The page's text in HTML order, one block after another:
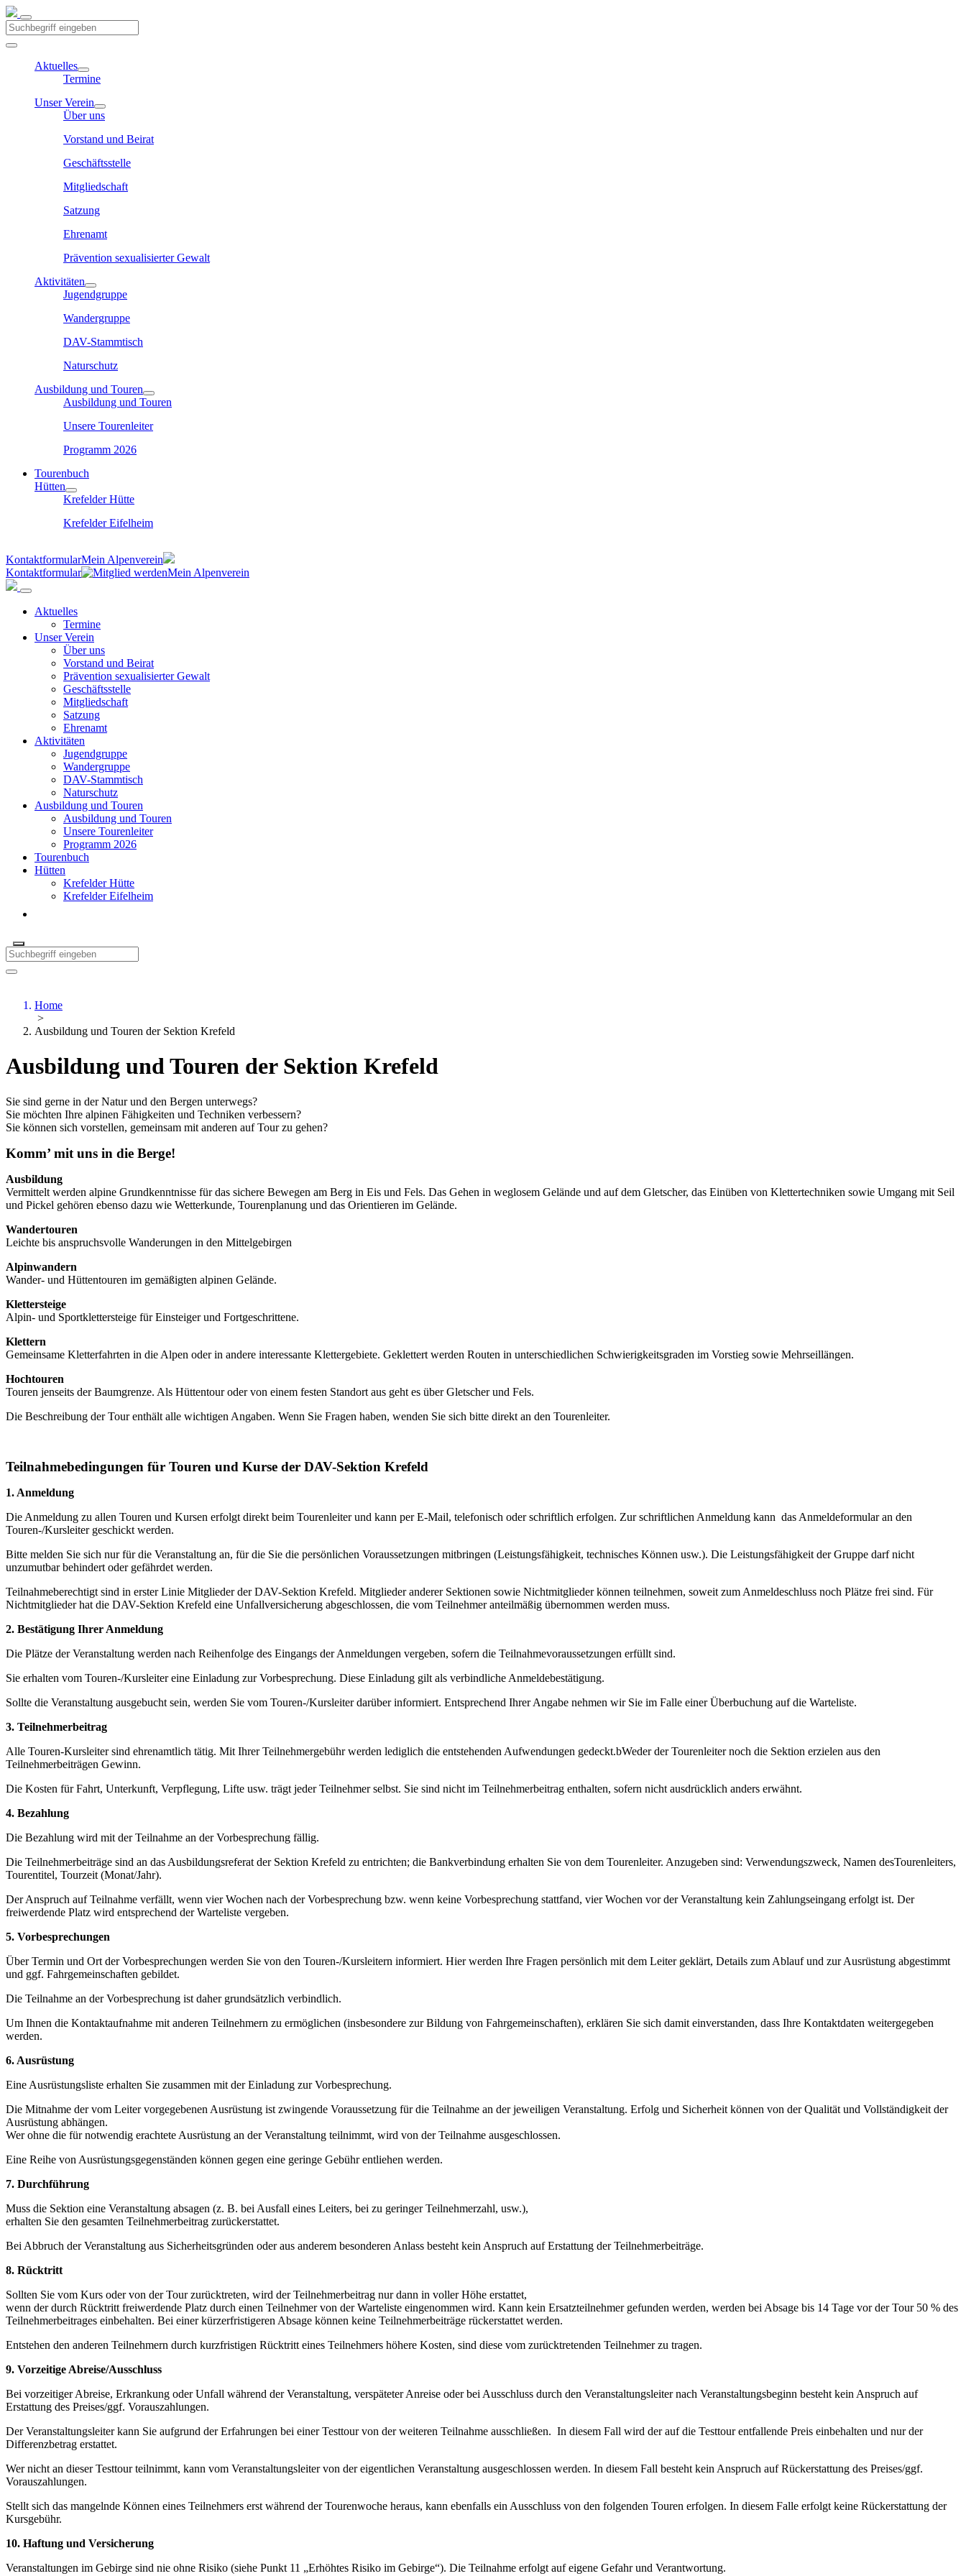
Aktuelles
Termine
Unser Verein
Über uns
Vorstand und Beirat
Geschäftsstelle
Mitgliedschaft
Satzung
Ehrenamt
Prävention sexualisierter Gewalt
Aktivitäten
Jugendgruppe
Wandergruppe
DAV-Stammtisch
Naturschutz
Ausbildung und Touren
Ausbildung und Touren
Unsere Tourenleiter
Programm 2026
Tourenbuch
Hütten
Krefelder Hütte
Krefelder Eifelheim
KontaktformularMein Alpenverein
Kontaktformular
Mein Alpenverein
Aktuelles
Termine
Unser Verein
Über uns
Vorstand und Beirat
Prävention sexualisierter Gewalt
Geschäftsstelle
Mitgliedschaft
Satzung
Ehrenamt
Aktivitäten
Jugendgruppe
Wandergruppe
DAV-Stammtisch
Naturschutz
Ausbildung und Touren
Ausbildung und Touren
Unsere Tourenleiter
Programm 2026
Tourenbuch
Hütten
Krefelder Hütte
Krefelder Eifelheim
Home
>
Ausbildung und Touren der Sektion Krefeld
Ausbildung und Touren der Sektion Krefeld
Sie sind gerne in der Natur und den Bergen unterwegs?
Sie möchten Ihre alpinen Fähigkeiten und Techniken verbessern?
Sie können sich vorstellen, gemeinsam mit anderen auf Tour zu gehen?
Komm’ mit uns in die Berge!
Ausbildung
Vermittelt werden alpine Grundkenntnisse für das sichere Bewegen am Berg in Eis und Fels. Das Gehen in weglosem Gelände und auf dem Gletscher, das Einüben von Klettertechniken sowie Umgang mit Seil
und Pickel gehören ebenso dazu wie Wetterkunde, Tourenplanung und das Orientieren im Gelände.
Wandertouren
Leichte bis anspruchsvolle Wanderungen in den Mittelgebirgen
Alpinwandern
Wander- und Hüttentouren im gemäßigten alpinen Gelände.
Klettersteige
Alpin- und Sportklettersteige für Einsteiger und Fortgeschrittene.
Klettern
Gemeinsame Kletterfahrten in die Alpen oder in andere interessante Klettergebiete. Geklettert werden Routen in unterschiedlichen Schwierigkeitsgraden im Vorstieg sowie Mehrseillängen.
Hochtouren
Touren jenseits der Baumgrenze. Als Hüttentour oder von einem festen Standort aus geht es über Gletscher und Fels.
Die Beschreibung der Tour enthält alle wichtigen Angaben. Wenn Sie Fragen haben, wenden Sie sich bitte direkt an den Tourenleiter.
Teilnahmebedingungen für Touren und Kurse der DAV-Sektion Krefeld
1. Anmeldung
Die Anmeldung zu allen Touren und Kursen erfolgt direkt beim Tourenleiter und kann per E-Mail, telefonisch oder schriftlich erfolgen. Zur schriftlichen Anmeldung kann das Anmeldeformular an den
Touren-/Kursleiter geschickt werden.
Bitte melden Sie sich nur für die Veranstaltung an, für die Sie die persönlichen Voraussetzungen mitbringen (Leistungsfähigkeit, technisches Können usw.). Die Leistungsfähigkeit der Gruppe darf nicht
unzumutbar behindert oder gefährdet werden.
Teilnahmeberechtigt sind in erster Linie Mitglieder der DAV-Sektion Krefeld. Mitglieder anderer Sektionen sowie Nichtmitglieder können teilnehmen, soweit zum Anmeldeschluss noch Plätze frei sind. Für
Nichtmitglieder hat die DAV-Sektion Krefeld eine Unfallversicherung abgeschlossen, die vom Teilnehmer anteilmäßig übernommen werden muss.
2. Bestätigung Ihrer Anmeldung
Die Plätze der Veranstaltung werden nach Reihenfolge des Eingangs der Anmeldungen vergeben, sofern die Teilnahmevoraussetzungen erfüllt sind.
Sie erhalten vom Touren-/Kursleiter eine Einladung zur Vorbesprechung. Diese Einladung gilt als verbindliche Anmeldebestätigung.
Sollte die Veranstaltung ausgebucht sein, werden Sie vom Touren-/Kursleiter darüber informiert. Entsprechend Ihrer Angabe nehmen wir Sie im Falle einer Überbuchung auf die Warteliste.
3. Teilnehmerbeitrag
Alle Touren-Kursleiter sind ehrenamtlich tätig. Mit Ihrer Teilnehmergebühr werden lediglich die entstehenden Aufwendungen gedeckt.bWeder der Tourenleiter noch die Sektion erzielen aus den
Teilnehmerbeiträgen Gewinn.
Die Kosten für Fahrt, Unterkunft, Verpflegung, Lifte usw. trägt jeder Teilnehmer selbst. Sie sind nicht im Teilnehmerbeitrag enthalten, sofern nicht ausdrücklich anders erwähnt.
4. Bezahlung
Die Bezahlung wird mit der Teilnahme an der Vorbesprechung fällig.
Die Teilnehmerbeiträge sind an das Ausbildungsreferat der Sektion Krefeld zu entrichten; die Bankverbindung erhalten Sie von dem Tourenleiter. Anzugeben sind: Verwendungszweck, Namen desTourenleiters,
Tourentitel, Tourzeit (Monat/Jahr).
Der Anspruch auf Teilnahme verfällt, wenn vier Wochen nach der Vorbesprechung bzw. wenn keine Vorbesprechung stattfand, vier Wochen vor der Veranstaltung kein Zahlungseingang erfolgt ist. Der
freiwerdende Platz wird entsprechend der Warteliste vergeben.
5. Vorbesprechungen
Über Termin und Ort der Vorbesprechungen werden Sie von den Touren-/Kursleitern informiert. Hier werden Ihre Fragen persönlich mit dem Leiter geklärt, Details zum Ablauf und zur Ausrüstung abgestimmt
und ggf. Fahrgemeinschaften gebildet.
Die Teilnahme an der Vorbesprechung ist daher grundsätzlich verbindlich.
Um Ihnen die Kontaktaufnahme mit anderen Teilnehmern zu ermöglichen (insbesondere zur Bildung von Fahrgemeinschaften), erklären Sie sich damit einverstanden, dass Ihre Kontaktdaten weitergegeben
werden.
6. Ausrüstung
Eine Ausrüstungsliste erhalten Sie zusammen mit der Einladung zur Vorbesprechung.
Die Mitnahme der vom Leiter vorgegebenen Ausrüstung ist zwingende Voraussetzung für die Teilnahme an der jeweiligen Veranstaltung. Erfolg und Sicherheit können von der Qualität und Vollständigkeit der
Ausrüstung abhängen.
Wer ohne die für notwendig erachtete Ausrüstung an der Veranstaltung teilnimmt, wird von der Teilnahme ausgeschlossen.
Eine Reihe von Ausrüstungsgegenständen können gegen eine geringe Gebühr entliehen werden.
7. Durchführung
Muss die Sektion eine Veranstaltung absagen (z. B. bei Ausfall eines Leiters, bei zu geringer Teilnehmerzahl, usw.),
erhalten Sie den gesamten Teilnehmerbeitrag zurückerstattet.
Bei Abbruch der Veranstaltung aus Sicherheitsgründen oder aus anderem besonderen Anlass besteht kein Anspruch auf Erstattung der Teilnehmerbeiträge.
8. Rücktritt
Sollten Sie vom Kurs oder von der Tour zurücktreten, wird der Teilnehmerbeitrag nur dann in voller Höhe erstattet,
wenn der durch Rücktritt freiwerdende Platz durch einen Teilnehmer von der Warteliste eingenommen wird. Kann kein Ersatzteilnehmer gefunden werden, werden bei Absage bis 14 Tage vor der Tour 50 % des
Teilnehmerbeitrages einbehalten. Bei einer kürzerfristigeren Absage können keine Teilnehmerbeiträge rückerstattet werden.
Entstehen den anderen Teilnehmern durch kurzfristigen Rücktritt eines Teilnehmers höhere Kosten, sind diese vom zurücktretenden Teilnehmer zu tragen.
9. Vorzeitige Abreise/Ausschluss
Bei vorzeitiger Abreise, Erkrankung oder Unfall während der Veranstaltung, verspäteter Anreise oder bei Ausschluss durch den Veranstaltungsleiter nach Veranstaltungsbeginn besteht kein Anspruch auf
Erstattung des Preises/ggf. Vorauszahlungen.
Der Veranstaltungsleiter kann Sie aufgrund der Erfahrungen bei einer Testtour von der weiteren Teilnahme ausschließen. In diesem Fall wird der auf die Testtour entfallende Preis einbehalten und nur der
Differenzbetrag erstattet.
Wer nicht an dieser Testtour teilnimmt, kann vom Veranstaltungsleiter von der eigentlichen Veranstaltung ausgeschlossen werden. In diesem Fall besteht kein Anspruch auf Rückerstattung des Preises/ggf.
Vorauszahlungen.
Stellt sich das mangelnde Können eines Teilnehmers erst während der Tourenwoche heraus, kann ebenfalls ein Ausschluss von den folgenden Touren erfolgen. In diesem Falle erfolgt keine Rückerstattung der
Kursgebühr.
10. Haftung und Versicherung
Veranstaltungen im Gebirge sind nie ohne Risiko (siehe Punkt 11 „Erhöhtes Risiko im Gebirge“). Die Teilnahme erfolgt auf eigene Gefahr und Verantwortung.